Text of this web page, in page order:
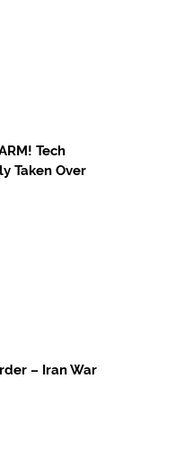
Tech
Taken Over
– Iran War